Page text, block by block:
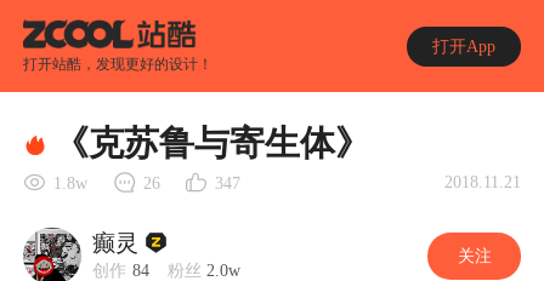
打开站酷，发现更好的设计！
打开App
《克苏鲁与寄生体》
1.8w 26 347 2018.11.21
癫灵
创作 84 粉丝 2.0w
关注